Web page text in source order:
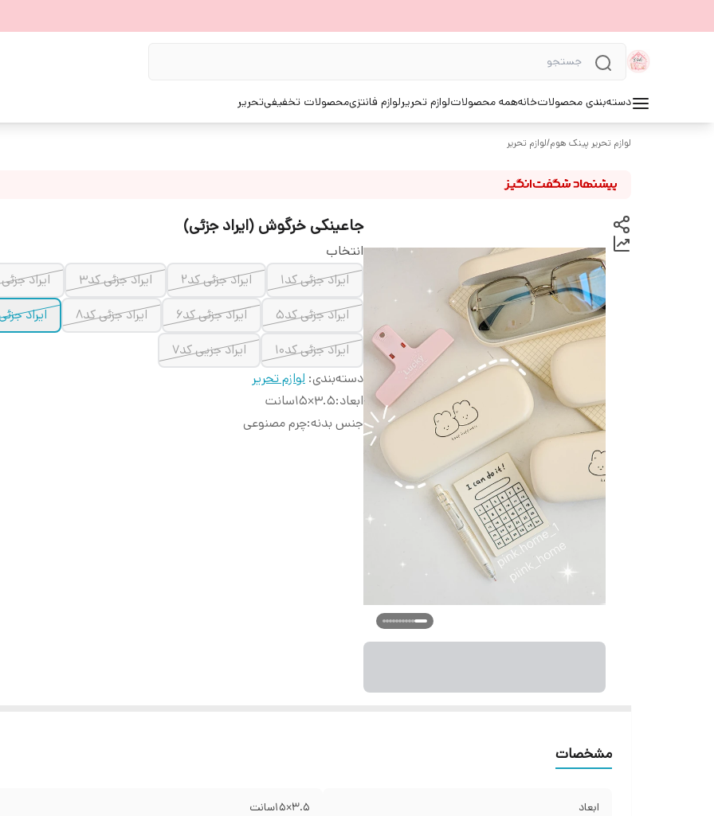
دسته‌بندی محصولاتخانههمه محصولاتلوازم تحریرلوازم فانتزیمحصولات تخفیفیتحریر
لوازم تحریر پینک هوم/لوازم تحریر
جاعینکی خرگوش (ایراد جزئی)
انتخاب
ایراد جزئی کد۱
ایراد جزئی کد۲ ایراد جزئی کد۳
ایراد جزئی
ایراد جزئی کد۵
ایراد جزئی کد۶ ایراد جزئی کد۸
ایراد
ایراد جزئی کد۱۰
ایراد جزیی کد۷
دسته‌بندی: لوازم تحریر
ابعاد:۳.۵×۱۵سانت
جنس بدنه:چرم مصنوعی
مشخصات
ابعاد ۳.۵×۱۵سانت